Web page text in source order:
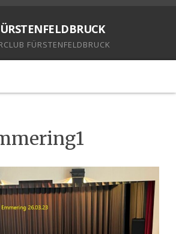
FÜRSTENFELDBRUCK